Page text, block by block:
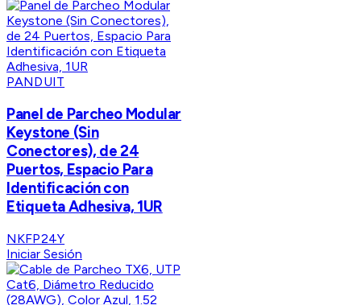
PANDUIT
Panel de Parcheo Modular
Keystone (Sin
Conectores), de 24
Puertos, Espacio Para
Identificación con
Etiqueta Adhesiva, 1UR
NKFP24Y
Iniciar Sesión